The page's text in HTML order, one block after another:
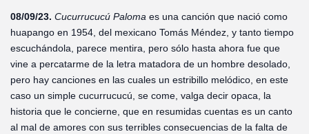
08/09/23. Cucurrucucú Paloma es una canción que nació como
huapango en 1954, del mexicano Tomás Méndez, y tanto tiempo
escuchándola, parece mentira, pero sólo hasta ahora fue que
vine a percatarme de la letra matadora de un hombre desolado,
pero hay canciones en las cuales un estribillo melódico, en este
caso un simple cucurrucucú, se come, valga decir opaca, la
historia que le concierne, que en resumidas cuentas es un canto
al mal de amores con sus terribles consecuencias de la falta de